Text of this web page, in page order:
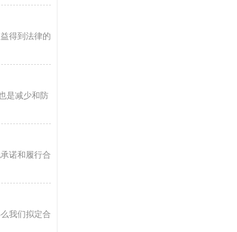
得到法律的
是减少和防
诺和履行合
我们拟定合